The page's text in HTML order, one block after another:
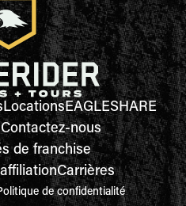
LocationsEAGLESHARE
Contactez-nous
de franchise
Carrières
de confidentialité